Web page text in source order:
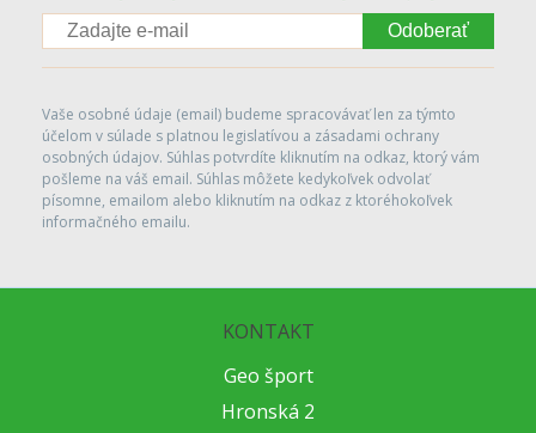
Odoberať
Vaše osobné údaje (email) budeme spracovávať len za týmto
účelom v súlade s platnou legislatívou a zásadami ochrany
osobných údajov. Súhlas potvrdíte kliknutím na odkaz, ktorý vám
pošleme na váš email. Súhlas môžete kedykoľvek odvolať
písomne, emailom alebo kliknutím na odkaz z ktoréhokoľvek
informačného emailu.
KONTAKT
Geo šport
Hronská 2